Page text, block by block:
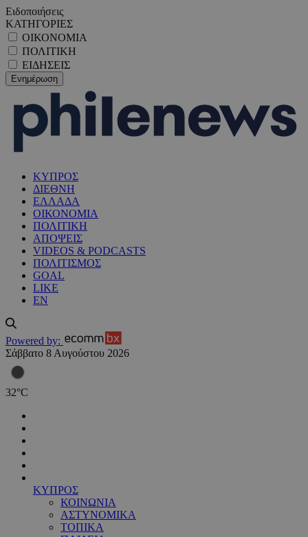
Ειδοποιήσεις
ΚΑΤΗΓΟΡΙΕΣ
ΟΙΚΟΝΟΜΙΑ
ΠΟΛΙΤΙΚΗ
ΕΙΔΗΣΕΙΣ
ΚΥΠΡΟΣ
ΔΙΕΘΝΗ
ΕΛΛΑΔΑ
ΟΙΚΟΝΟΜΙΑ
ΠΟΛΙΤΙΚΗ
ΑΠΟΨΕΙΣ
VIDEOS & PODCASTS
ΠΟΛΙΤΙΣΜΟΣ
GOAL
LIKE
EN
Powered by:
Σάββατο 8 Αυγούστου 2026
32°C
ΚΥΠΡΟΣ
ΚΟΙΝΩΝΙΑ
ΑΣΤΥΝΟΜΙΚΑ
ΤΟΠΙΚΑ